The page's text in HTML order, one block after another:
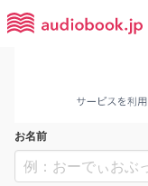
お名前